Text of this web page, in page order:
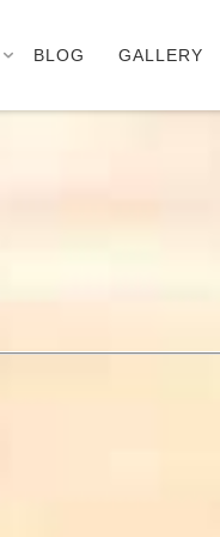
BLOG GALLERY